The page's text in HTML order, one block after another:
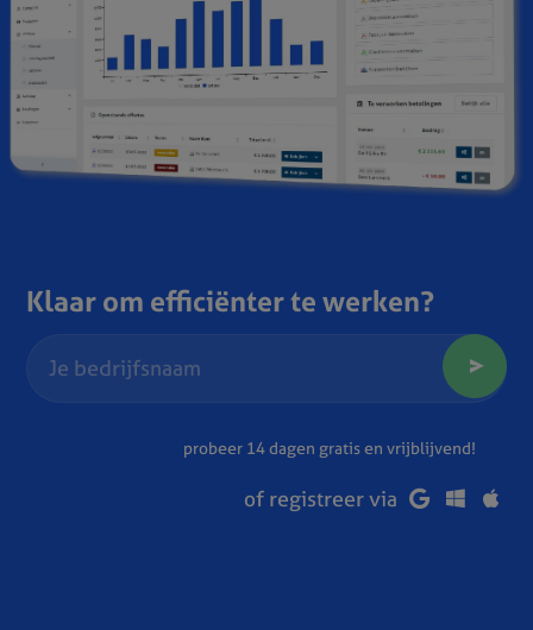
Klaar om efficiënter te werken?
probeer 14 dagen gratis en vrijblijvend!
of registreer via